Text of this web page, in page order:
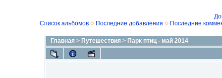
Список альбомов
Последние добавления Последние
Главная > Путешествия > Парк птиц - май 2014